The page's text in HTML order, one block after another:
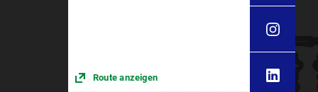
Route anzeigen